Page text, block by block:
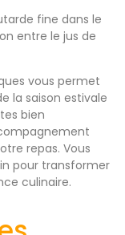
fine dans le
entre le jus de
vous permet
la saison estivale
bien
repas. Vous
pour transformer
culinaire.